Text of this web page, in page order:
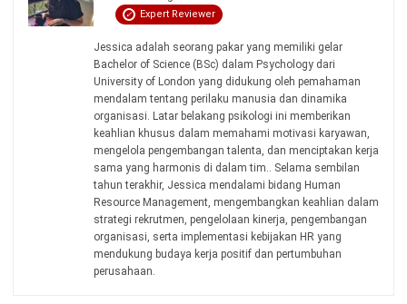
Pelajari lebih lanjut tentang cara kami menjaga
membacaPanduan Editorial kami.
KonsultasiGratisdan Dapatkan Solusi
yang Tepat